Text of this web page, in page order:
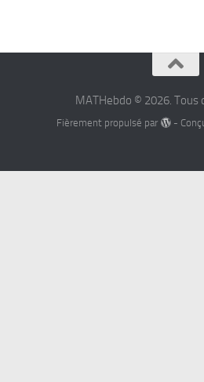
MATHebdo © 2026. Tous
Fièrement propulsé par -